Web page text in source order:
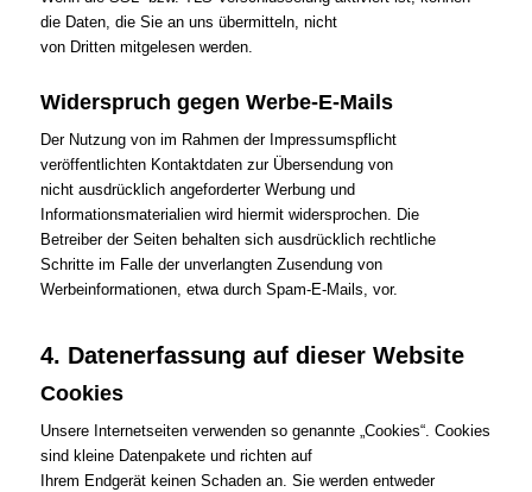
die Daten, die Sie an uns übermitteln, nicht
von Dritten mitgelesen werden.
Widerspruch gegen Werbe-E-Mails
Der Nutzung von im Rahmen der Impressumspflicht
veröffentlichten Kontaktdaten zur Übersendung von
nicht ausdrücklich angeforderter Werbung und
Informationsmaterialien wird hiermit widersprochen. Die
Betreiber der Seiten behalten sich ausdrücklich rechtliche
Schritte im Falle der unverlangten Zusendung von
Werbeinformationen, etwa durch Spam-E-Mails, vor.
4. Datenerfassung auf dieser Website
Cookies
Unsere Internetseiten verwenden so genannte „Cookies“. Cookies
sind kleine Datenpakete und richten auf
Ihrem Endgerät keinen Schaden an. Sie werden entweder